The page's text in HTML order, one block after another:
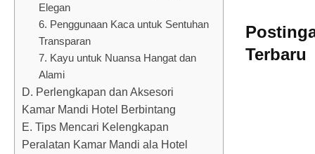
Elegan
6. Penggunaan Kaca untuk Sentuhan
Transparan
7. Kayu untuk Nuansa Hangat dan
Alami
D. Perlengkapan dan Aksesori
Kamar Mandi Hotel Berbintang
E. Tips Mencari Kelengkapan
Peralatan Kamar Mandi ala Hotel
Terbaru